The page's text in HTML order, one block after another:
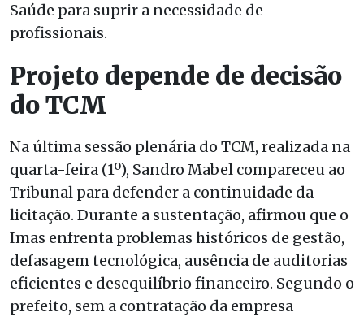
Saúde para suprir a necessidade de
profissionais.
Projeto depende de decisão
do TCM
Na última sessão plenária do TCM, realizada na
quarta-feira (1º), Sandro Mabel compareceu ao
Tribunal para defender a continuidade da
licitação. Durante a sustentação, afirmou que o
Imas enfrenta problemas históricos de gestão,
defasagem tecnológica, ausência de auditorias
eficientes e desequilíbrio financeiro. Segundo o
prefeito, sem a contratação da empresa